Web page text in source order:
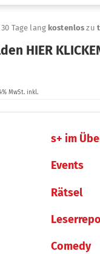
s+ im
Events
Rätsel
Comedy